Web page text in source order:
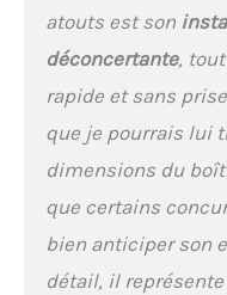
atouts est son
déconcertante,
rapide et sans
que je pourrais lui
dimensions du
que certains
bien anticiper son
détail, il